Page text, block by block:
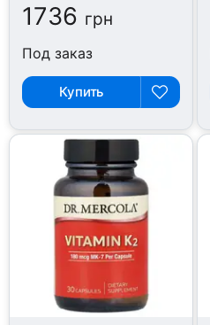
1736 грн
Под заказ
Купить